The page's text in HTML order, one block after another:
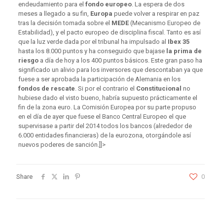
endeudamiento para el fondo europeo. La espera de dos
meses a llegado a su fin, Europa puede volver a respirar en paz
tras la decisión tomada sobre el MEDE(Mecanismo Europeo de
Estabilidad), y el pacto europeo de disciplina fiscal. Tanto es así
que la luz verde dada por el tribunal ha impulsado al Ibex 35
hasta los 8.000 puntos y ha conseguido que bajase la prima de
riesgoa día de hoy a los 400 puntos básicos. Este gran paso ha
significado un alivio para los inversores que descontaban ya que
fuese a ser aprobada la participación de Alemania en los
fondos de rescate. Si por el contrario el Constitucional no
hubiese dado el visto bueno, habría supuesto prácticamente el
fin de la zona euro. La Comisión Europea por su parte propuso
en el día de ayer que fuese el Banco Central Europeo el que
supervisase a partir del 2014 todos los bancos (alrededor de
6.000 entidades financieras) de la eurozona, otorgándole así
nuevos poderes de sanción.]]>
Share 0